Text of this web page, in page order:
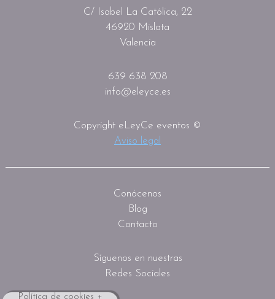
Política de cookies +
C/ Isabel La Católica, 22
46920 Mislata
Valencia
639 638 208
info@eleyce.es
Copyright eLeyCe eventos ©
Aviso legal
Conócenos
Blog
Contacto
Síguenos en nuestras
Redes Sociales